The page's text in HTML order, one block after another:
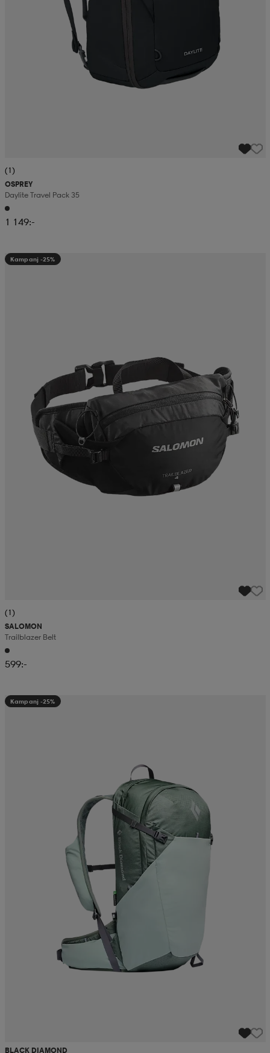
(1)
OSPREY
Daylite Travel Pack 35
1 149:-
Kampanj -25%
(1)
SALOMON
Trailblazer Belt
599:-
Kampanj -25%
BLACK DIAMOND